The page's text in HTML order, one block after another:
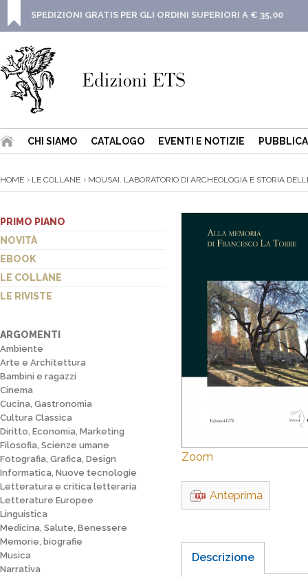
SPEDIZIONI GRATIS PER GLI ORDINI SUPERIORI A € 35,00
CHI SIAMO CATALOGO EVENTI E NOTIZIE
HOME LE COLLANE MOUSAI. LABORATORIO DI ARCHEOLOGIA E STORIA
PRIMO PIANO
NOVITÀ
EBOOK
LE COLLANE
LE RIVISTE
ARGOMENTI
Ambiente
Arte e Architettura
Bambini e ragazzi
Cinema
Cucina, Gastronomia
Cultura Classica
Diritto, Economia, Marketing
Filosofia, Scienze umane
Fotografia, Grafica, Design
Informatica, Nuove tecnologie
Letteratura e critica letteraria
Letterature Europee
Linguistica
Medicina, Salute, Benessere
Memorie, biografie
Musica
Narrativa
Zoom
Anteprima
Descrizione